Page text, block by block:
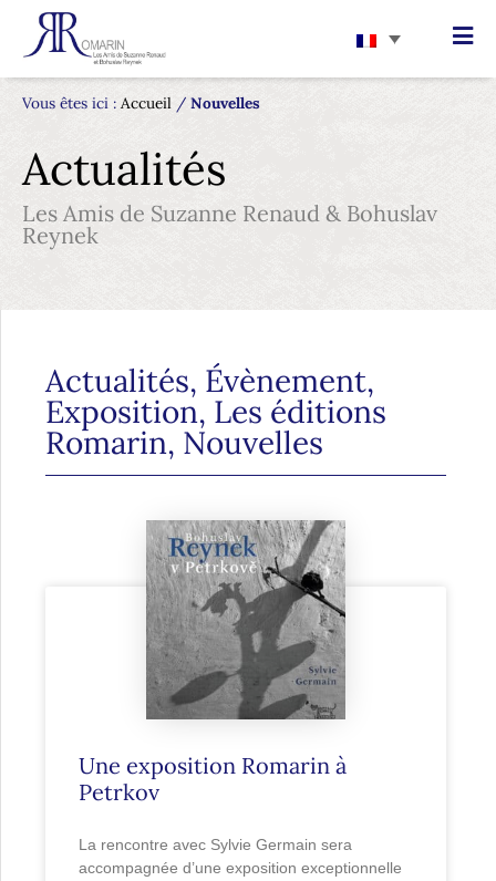
Vous êtes ici : Accueil / Nouvelles
Actualités
Les Amis de Suzanne Renaud & Bohuslav
Reynek
Actualités, Évènement,
Exposition, Les éditions
Romarin, Nouvelles
Une exposition Romarin à
Petrkov
La rencontre avec Sylvie Germain sera
accompagnée d’une exposition exceptionnelle